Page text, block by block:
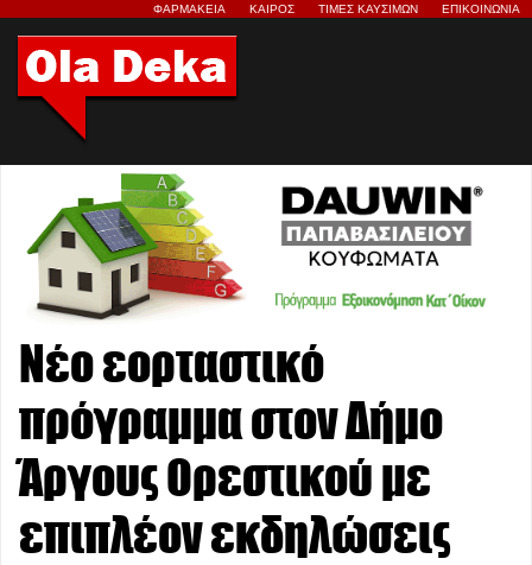
ΦΑΡΜΑΚΕΙΑ ΚΑΙΡΟΣ ΤΙΜΕΣ ΚΑΥΣΙΜΩΝ ΕΠΙΚΟΙΝΩΝΙΑ
Νέο εορταστικό
πρόγραμμα στον Δήμο
Άργους Ορεστικού με
επιπλέον εκδηλώσεις